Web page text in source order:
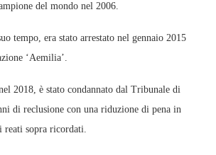
del mondo nel 2006.
tempo, era stato arrestato nel gennaio 2015
‘Aemilia’.
2018, è stato condannato dal Tribunale di
di reclusione con una riduzione di pena in
reati sopra ricordati.